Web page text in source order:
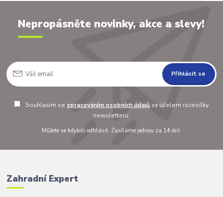
Nepropásněte novinky, akce a slevy!
Přihlásit se
Souhlasím se zpracováním osobních údajů za účelem rozesílky
newsletteru.
Můžete se kdykoli odhlásit. Zasíláme jednou za 14 dní.
Zahradní Expert